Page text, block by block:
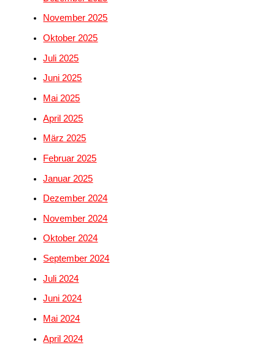
November 2025
Oktober 2025
Juli 2025
Juni 2025
Mai 2025
April 2025
März 2025
Februar 2025
Januar 2025
Dezember 2024
November 2024
Oktober 2024
September 2024
Juli 2024
Juni 2024
Mai 2024
April 2024